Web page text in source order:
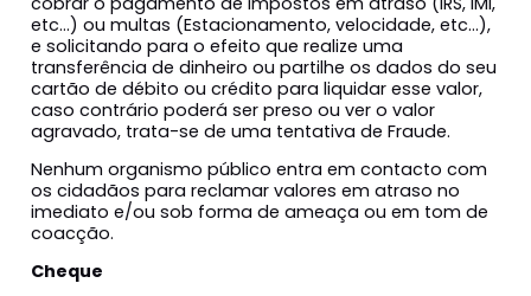
etc…) ou multas (Estacionamento, velocidade, etc…),
e solicitando para o efeito que realize uma
transferência de dinheiro ou partilhe os dados do seu
cartão de débito ou crédito para liquidar esse valor,
caso contrário poderá ser preso ou ver o valor
agravado, trata-se de uma tentativa de Fraude.
Nenhum organismo público entra em contacto com
os cidadãos para reclamar valores em atraso no
imediato e/ou sob forma de ameaça ou em tom de
coacção.
Cheque